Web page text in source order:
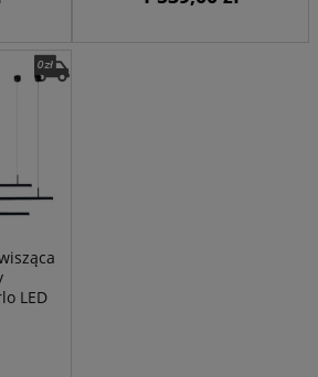
LED